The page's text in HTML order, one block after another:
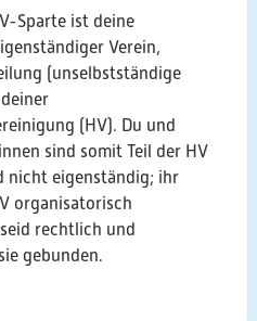
Sparte ist deine
Verein,
(unselbstständige
(HV). Du und
sind somit Teil der HV
nicht eigenständig; ihr
organisatorisch
rechtlich und
gebunden.